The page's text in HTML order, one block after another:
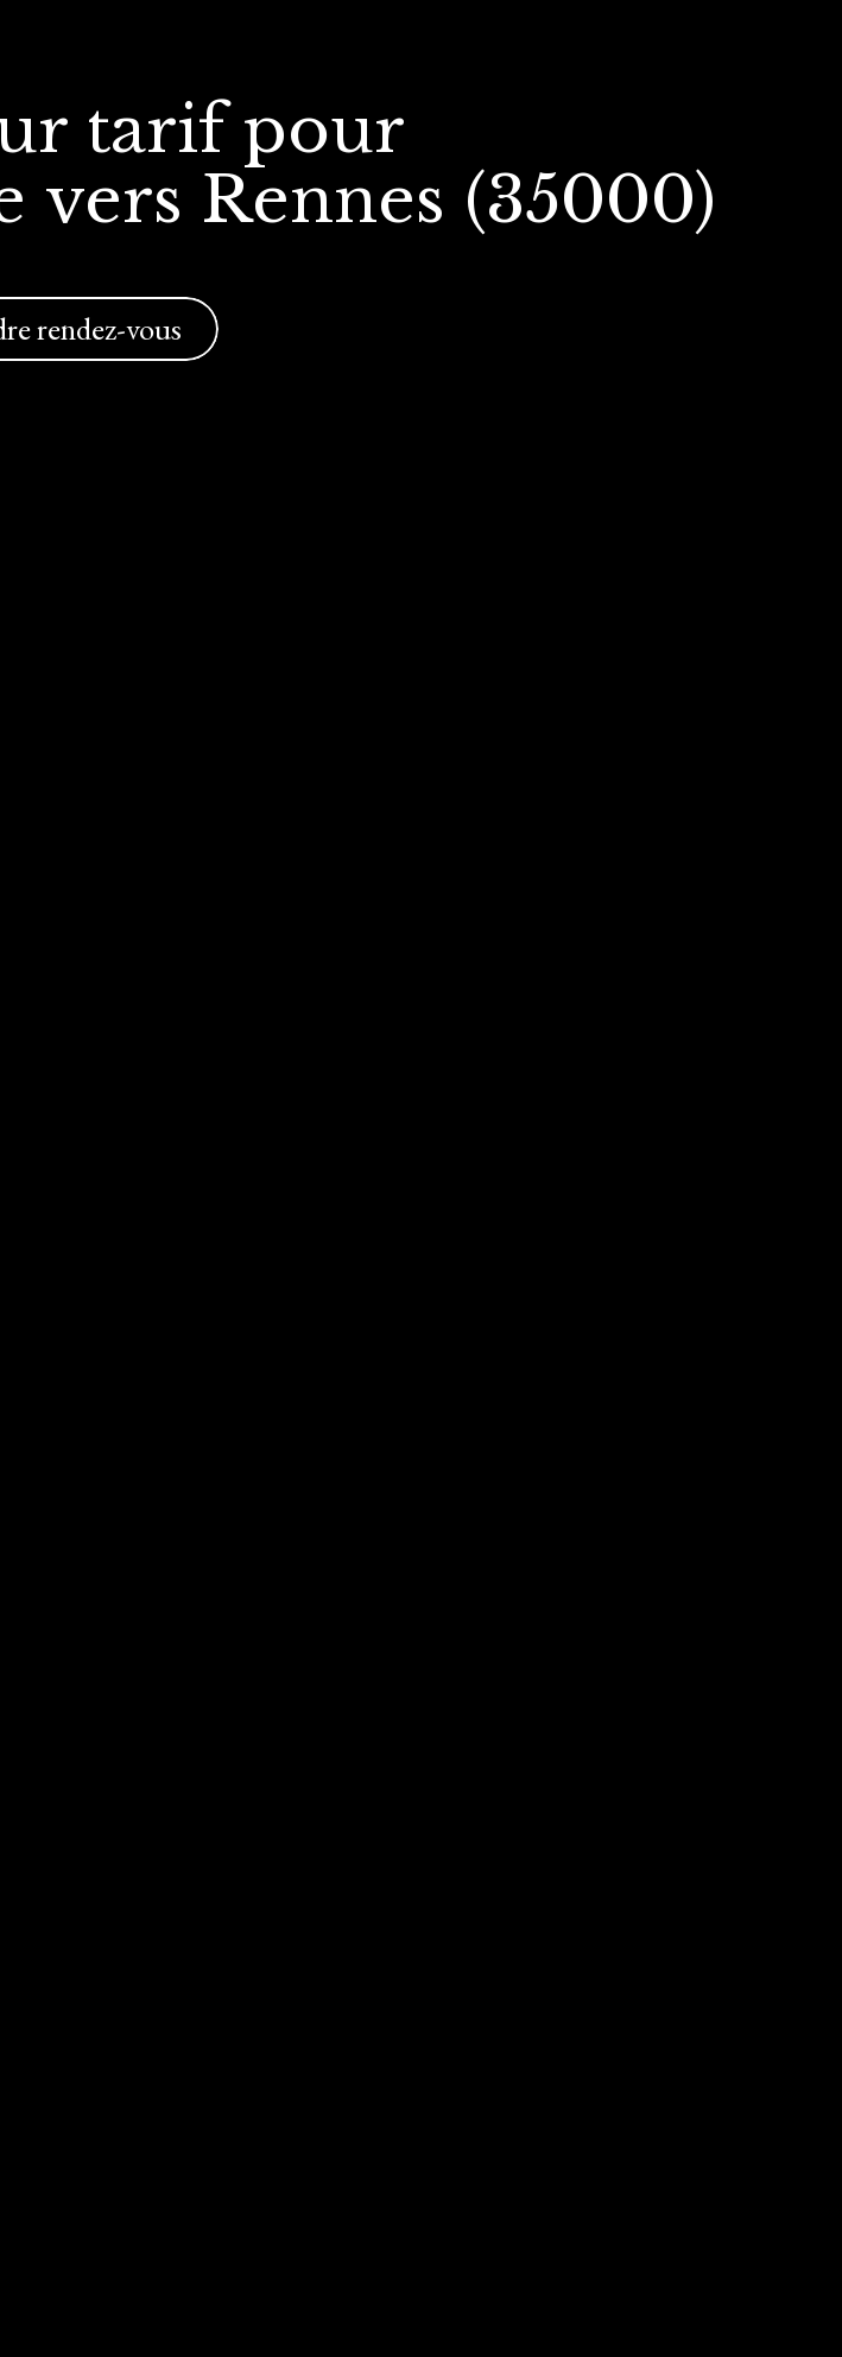
tarifpour
vers Rennes (35000)
rendez-vous